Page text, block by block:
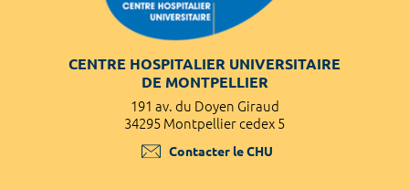
CENTRE HOSPITALIER UNIVERSITAIRE
DE MONTPELLIER
191 av. du Doyen Giraud
34295 Montpellier cedex 5
Contacter le CHU